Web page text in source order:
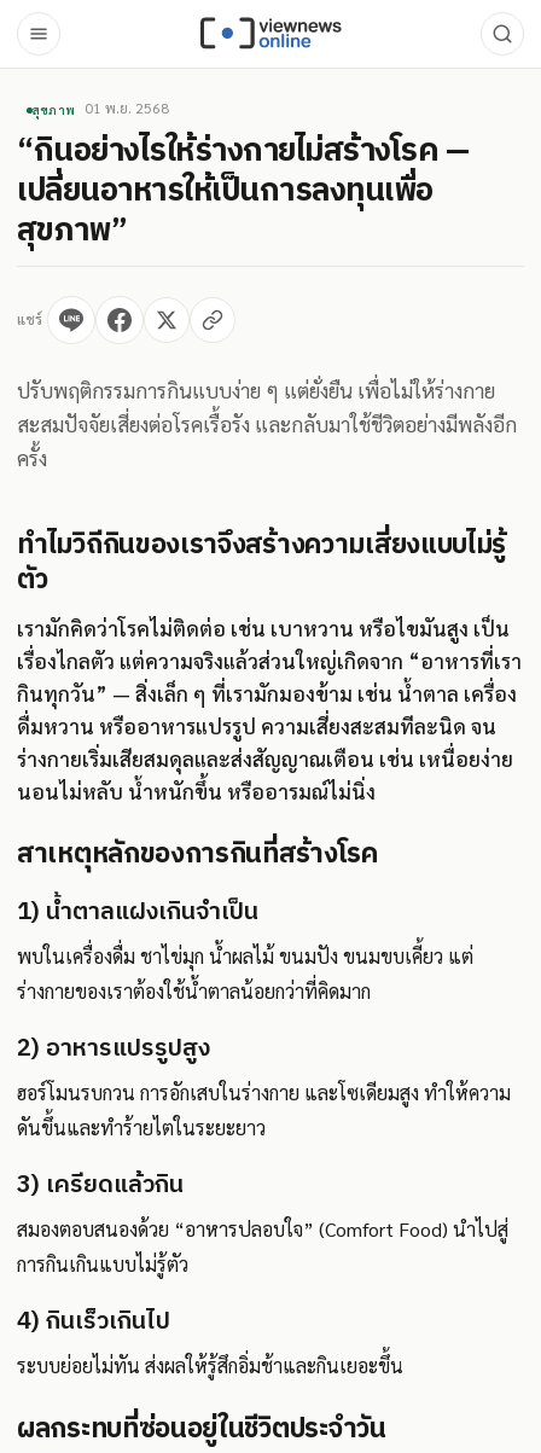
สุขภาพ 01 พ.ย. 2568
“กินอย่างไรให้ร่างกายไม่สร้างโรค —
เปลี่ยนอาหารให้เป็นการลงทุนเพื่อ
สุขภาพ”
แชร์
ปรับพฤติกรรมการกินแบบง่าย ๆ แต่ยั่งยืน เพื่อไม่ให้ร่างกาย
สะสมปัจจัยเสี่ยงต่อโรคเรื้อรัง และกลับมาใช้ชีวิตอย่างมีพลังอีก
ครั้ง
ทำไมวิถีกินของเราจึงสร้างความเสี่ยงแบบไม่รู้
ตัว
เรามักคิดว่าโรคไม่ติดต่อ เช่น เบาหวาน หรือไขมันสูง เป็น
เรื่องไกลตัว แต่ความจริงแล้วส่วนใหญ่เกิดจาก “อาหารที่เรา
กินทุกวัน” — สิ่งเล็ก ๆ ที่เรามักมองข้าม เช่น น้ำตาล เครื่อง
ดื่มหวาน หรืออาหารแปรรูป ความเสี่ยงสะสมทีละนิด จน
ร่างกายเริ่มเสียสมดุลและส่งสัญญาณเตือน เช่น เหนื่อยง่าย
นอนไม่หลับ น้ำหนักขึ้น หรืออารมณ์ไม่นิ่ง
สาเหตุหลักของการกินที่สร้างโรค
1) น้ำตาลแฝงเกินจำเป็น
พบในเครื่องดื่ม ชาไข่มุก น้ำผลไม้ ขนมปัง ขนมขบเคี้ยว แต่
ร่างกายของเราต้องใช้น้ำตาลน้อยกว่าที่คิดมาก
2) อาหารแปรรูปสูง
ฮอร์โมนรบกวน การอักเสบในร่างกาย และโซเดียมสูง ทำให้ความ
ดันขึ้นและทำร้ายไตในระยะยาว
3) เครียดแล้วกิน
สมองตอบสนองด้วย “อาหารปลอบใจ” (Comfort Food) นำไปสู่
การกินเกินแบบไม่รู้ตัว
4) กินเร็วเกินไป
ระบบย่อยไม่ทัน ส่งผลให้รู้สึกอิ่มช้าและกินเยอะขึ้น
ผลกระทบที่ซ่อนอยู่ในชีวิตประจำวัน